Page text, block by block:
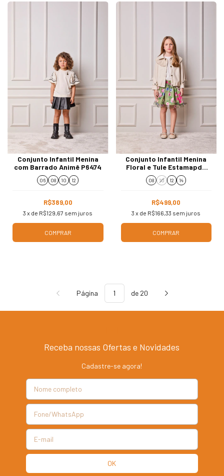
Conjunto Infantil Menina
com Barrado Animê P6474
06 08 10 12
R$389,00
3 x de R$129,67 sem juros
COMPRAR
Conjunto Infantil Menina
Floral e Tule Estamapdo
Animê N5735
08 10 12 14
R$499,00
3 x de R$166,33 sem juros
COMPRAR
Página de 20
Receba nossas Ofertas e Novidades
Cadastre-se agora!